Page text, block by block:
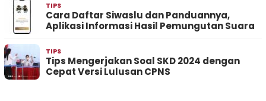
TIPS
Cara Daftar Siwaslu dan Panduannya,
Aplikasi Informasi Hasil Pemungutan Suara
TIPS
Tips Mengerjakan Soal SKD 2024 dengan
Cepat Versi Lulusan CPNS